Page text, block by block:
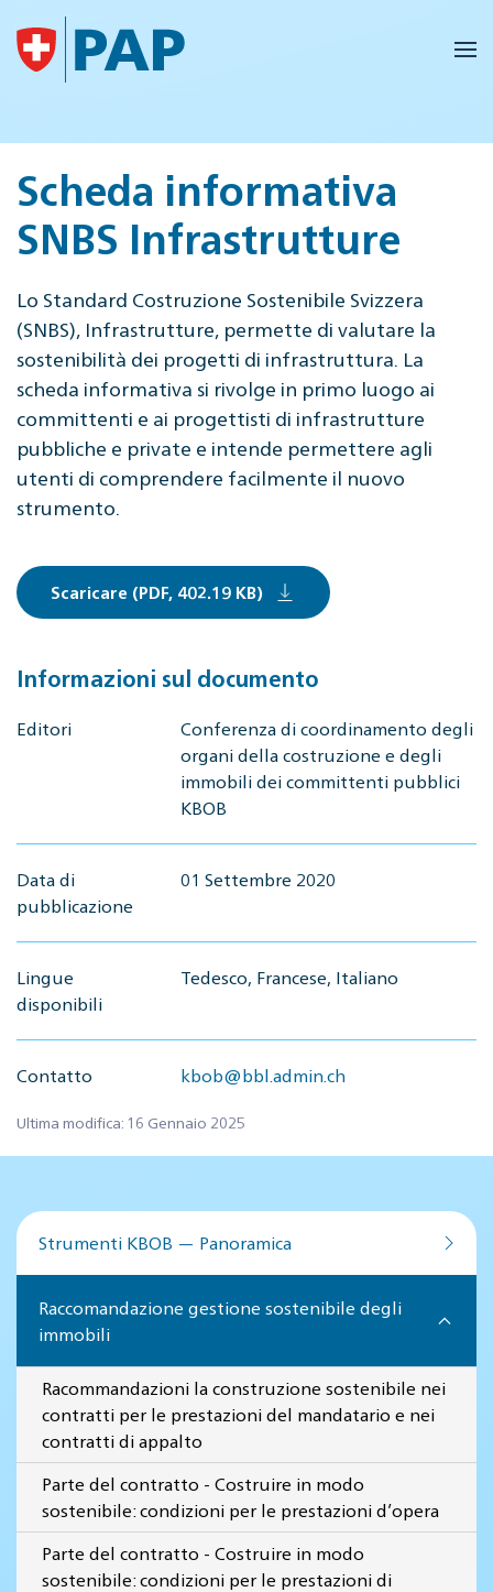
Skip to main content
Scheda informativa
SNBS Infrastrutture
Lo Standard Costruzione Sostenibile Svizzera
(SNBS), Infrastrutture, permette di valutare la
sostenibilità dei progetti di infrastruttura. La
scheda informativa si rivolge in primo luogo ai
committenti e ai progettisti di infrastrutture
pubbliche e private e intende permettere agli
utenti di comprendere facilmente il nuovo
strumento.
Scaricare (PDF, 402.19 KB)
Informazioni sul documento
Editori
Conferenza di coordinamento degli
organi della costruzione e degli
immobili dei committenti pubblici
KBOB
Data di
pubblicazione
01 Settembre 2020
Lingue
disponibili
Tedesco, Francese, Italiano
Contatto kbob@bbl.admin.ch
Ultima modifica: 16 Gennaio 2025
Strumenti KBOB — Panoramica
Raccomandazione gestione sostenibile degli
immobili
Racommandazioni la construzione sostenibile nei
contratti per le prestazioni del mandatario e nei
contratti di appalto
Parte del contratto - Costruire in modo
sostenibile: condizioni per le prestazioni d’opera
Parte del contratto - Costruire in modo
sostenibile: condizioni per le prestazioni di